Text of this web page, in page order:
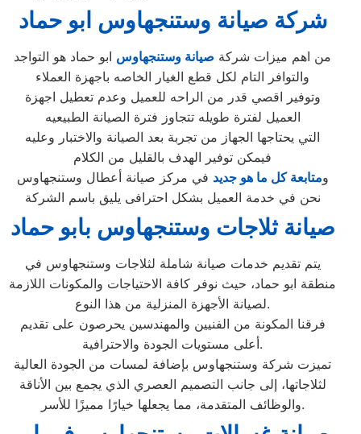
شركة صيانة وستنجهاوس ابو حماد
من اهم ميزات شركة صيانة وستنجهاوس ابو حماد هو التواجد
والتوافر التام لكل قطع الغيار الخاصه باجهزة العملاء
وتوفير اقصي قدر من الراحه للعميل وعدم تعطيل اجهزة
العميل لفترة طويله تتجاوز فترة الصيانة الطبيعيه
التي يحتاجها الجهاز من تجربة بعد الصيانة والاختبار وعليه
فيمكن توفير الهدف بالقليل من الكلام
ومتابعة كل ما هو جديد في مركز صيانة أعطال وستنجهاوس
نحن في خدمة العميل بشكل احترافى يليق باسم الشركة
صيانة ثلاجات وستنجهاوس بابو حماد
يتم تقديم خدمات صيانة شاملة لثلاجات وستنجهاوس في
منطقة ابو حماد، حيث نوفر كافة الاحتياجات والمكونات اللازمة
لصيانة الأجهزة المنزلية من هذا النوع.
فرقنا المكونة من الفنيين والمهندسين يحرصون على تقديم
أعلى مستويات الجودة والاحترافية.
تميزت شركة وستنجهاوس بإضافة لمسات من الجودة العالية
لثلاجاتها، إلى جانب التصميم العصري الذي يجمع بين الأناقة
والوظائف المتقدمة، مما يجعلها خيارًا مميزًا للأسر.